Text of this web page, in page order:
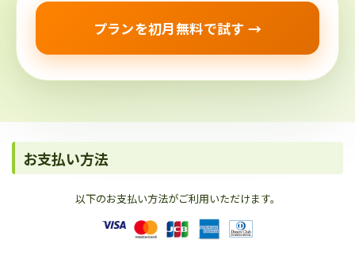
プランを初月無料で試す →
お支払い方法
以下のお支払い方法がご利用いただけます。